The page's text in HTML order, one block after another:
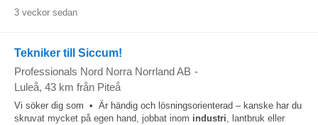
3 veckor sedan
Tekniker till Siccum!
Professionals Nord Norra Norrland AB -
Luleå, 43 km från Piteå
Vi söker dig som • Är händig och lösningsorienterad – kanske har du
skruvat mycket på egen hand, jobbat inom industri, lantbruk eller